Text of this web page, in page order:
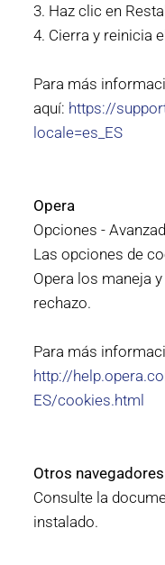
3. Haz clic en
4. Cierra y reinicia
Para más
aquí: https://
locale=es_ES
Opera
Opciones -
Las opciones de
Opera los maneja
rechazo.
Para más
http://
ES/cookies.html
Otros navegadores
Consulte la
instalado.